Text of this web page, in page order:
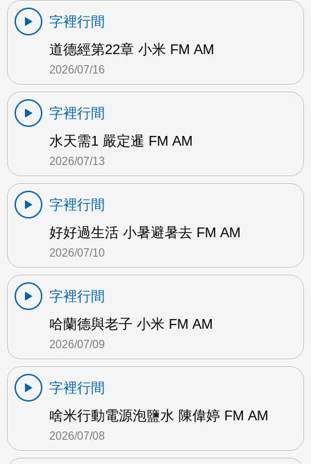
字裡行間
道德經第22章 小米 FM AM
2026/07/16
字裡行間
水天需1 嚴定暹 FM AM
2026/07/13
字裡行間
好好過生活 小暑避暑去 FM AM
2026/07/10
字裡行間
哈蘭德與老子 小米 FM AM
2026/07/09
字裡行間
啥米行動電源泡鹽水 陳偉婷 FM AM
2026/07/08